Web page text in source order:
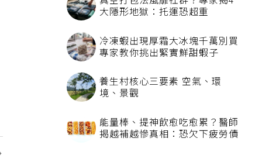
真空打包法風靡社群？專家揭4
大隱形地獄：托運恐超重
冷凍蝦出現厚霜大冰塊千萬別買
專家教你挑出緊實鮮甜蝦子
養生村核心三要素 空氣、環
境、景觀
能量棒、提神飲愈吃愈累？醫師
揭越補越慘真相：恐欠下疲勞債